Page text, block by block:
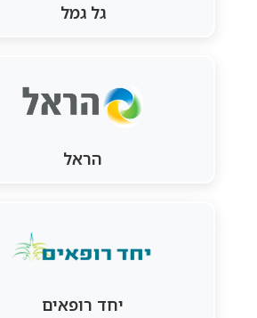
גל גמל
הראל
יחד רופאים